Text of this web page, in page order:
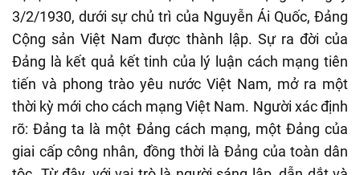
3/2/1930, dưới sự chủ trì của Nguyễn Ái Quốc, Đảng
Cộng sản Việt Nam được thành lập. Sự ra đời của
Đảng là kết quả kết tinh của lý luận cách mạng tiên
tiến và phong trào yêu nước Việt Nam, mở ra một
thời kỳ mới cho cách mạng Việt Nam. Người xác định
rõ: Đảng ta là một Đảng cách mạng, một Đảng của
giai cấp công nhân, đồng thời là Đảng của toàn dân